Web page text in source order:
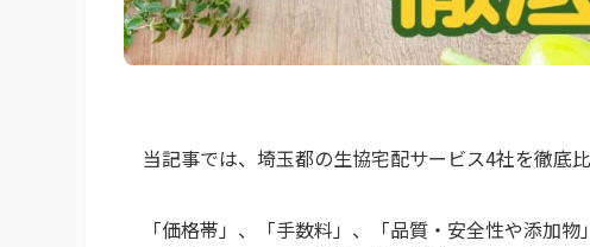
当記事では、埼玉都の生協宅配サービス4社を徹底比
「価格帯」、「手数料」、「品質・安全性や添加